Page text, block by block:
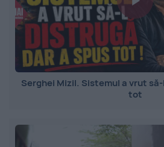
Serghei Mizil. Sistemul a vrut
tot